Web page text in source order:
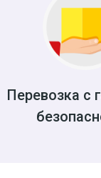
Перевозка с